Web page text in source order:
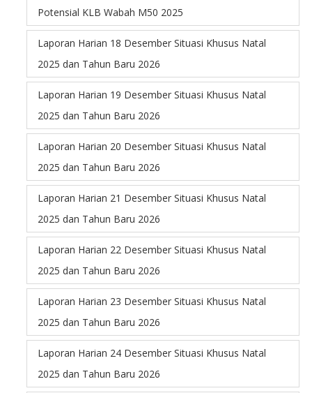
Potensial KLB Wabah M50 2025
Laporan Harian 18 Desember Situasi Khusus Natal
2025 dan Tahun Baru 2026
Laporan Harian 19 Desember Situasi Khusus Natal
2025 dan Tahun Baru 2026
Laporan Harian 20 Desember Situasi Khusus Natal
2025 dan Tahun Baru 2026
Laporan Harian 21 Desember Situasi Khusus Natal
2025 dan Tahun Baru 2026
Laporan Harian 22 Desember Situasi Khusus Natal
2025 dan Tahun Baru 2026
Laporan Harian 23 Desember Situasi Khusus Natal
2025 dan Tahun Baru 2026
Laporan Harian 24 Desember Situasi Khusus Natal
2025 dan Tahun Baru 2026